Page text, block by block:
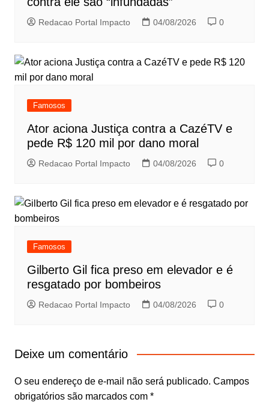
Redacao Portal Impacto 04/08/2026 0
Famosos
Ator aciona Justiça contra a CazéTV e
pede R$ 120 mil por dano moral
Redacao Portal Impacto 04/08/2026 0
Famosos
Gilberto Gil fica preso em elevador e é
resgatado por bombeiros
Redacao Portal Impacto 04/08/2026 0
Deixe um comentário
O seu endereço de e-mail não será publicado. Campos
obrigatórios são marcados com *